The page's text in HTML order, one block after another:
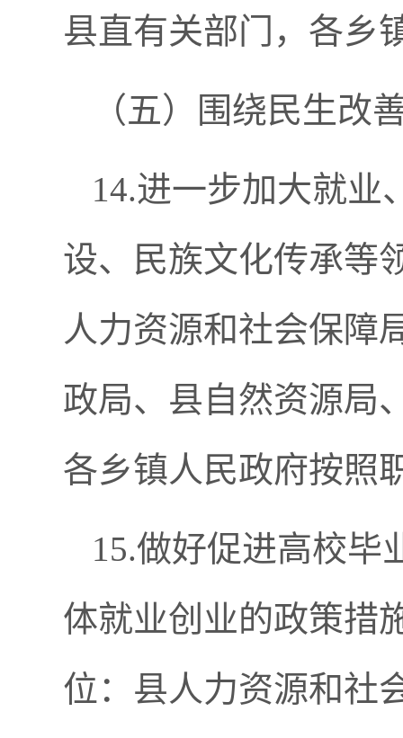
县直有关部门，各乡
（五）围绕民生改
14.进一步加大就业
设、民族文化传承等
人力资源和社会保障
政局、县自然资源局
各乡镇人民政府按照
15.做好促进高校毕
体就业创业的政策措
位：县人力资源和社